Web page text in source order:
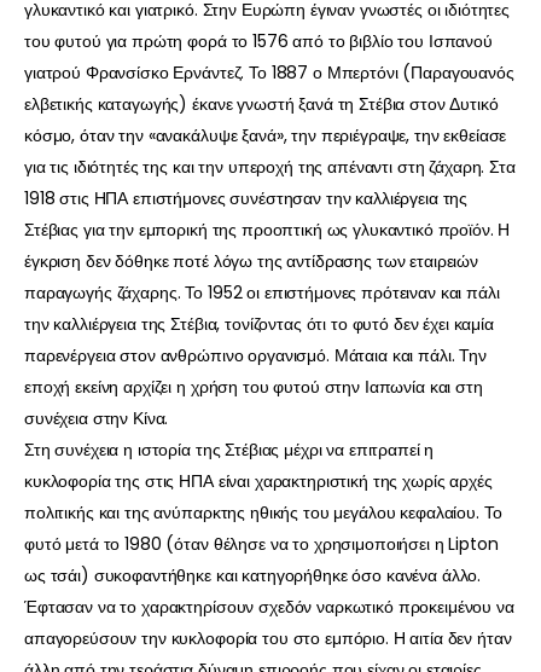
γλυκαντικό και γιατρικό. Στην Ευρώπη έγιναν γνωστές οι ιδιότητες
του φυτού για πρώτη φορά το 1576 από το βιβλίο του Ισπανού
γιατρού Φρανσίσκο Ερνάντεζ. Το 1887 ο Μπερτόνι (Παραγουανός
ελβετικής καταγωγής) έκανε γνωστή ξανά τη Στέβια στον Δυτικό
κόσμο, όταν την «ανακάλυψε ξανά», την περιέγραψε, την εκθείασε
για τις ιδιότητές της και την υπεροχή της απέναντι στη ζάχαρη. Στα
1918 στις ΗΠΑ επιστήμονες συνέστησαν την καλλιέργεια της
Στέβιας για την εμπορική της προοπτική ως γλυκαντικό προϊόν. Η
έγκριση δεν δόθηκε ποτέ λόγω της αντίδρασης των εταιρειών
παραγωγής ζάχαρης. Το 1952 οι επιστήμονες πρότειναν και πάλι
την καλλιέργεια της Στέβια, τονίζοντας ότι το φυτό δεν έχει καμία
παρενέργεια στον ανθρώπινο οργανισμό. Μάταια και πάλι. Την
εποχή εκείνη αρχίζει η χρήση του φυτού στην Ιαπωνία και στη
συνέχεια στην Κίνα.
Στη συνέχεια η ιστορία της Στέβιας μέχρι να επιτραπεί η
κυκλοφορία της στις ΗΠΑ είναι χαρακτηριστική της χωρίς αρχές
πολιτικής και της ανύπαρκτης ηθικής του μεγάλου κεφαλαίου. Το
φυτό μετά το 1980 (όταν θέλησε να το χρησιμοποιήσει η Lipton
ως τσάι) συκοφαντήθηκε και κατηγορήθηκε όσο κανένα άλλο.
Έφτασαν να το χαρακτηρίσουν σχεδόν ναρκωτικό προκειμένου να
απαγορεύσουν την κυκλοφορία του στο εμπόριο. Η αιτία δεν ήταν